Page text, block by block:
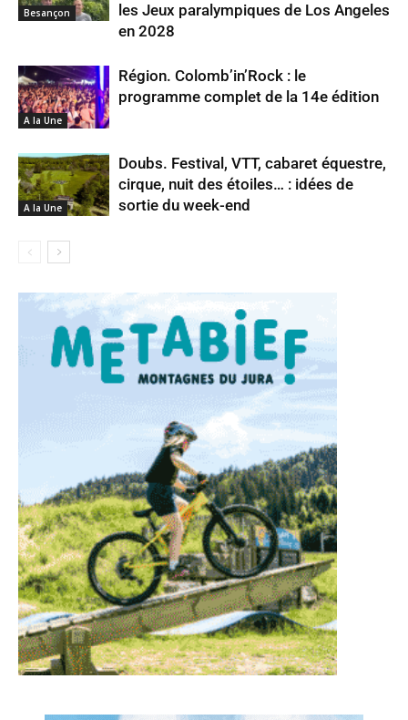
Besançon
les Jeux paralympiques de Los Angeles
en 2028
A la Une
Région. Colomb’in’Rock : le
programme complet de la 14e édition
A la Une
Doubs. Festival, VTT, cabaret équestre,
cirque, nuit des étoiles… : idées de
sortie du week-end